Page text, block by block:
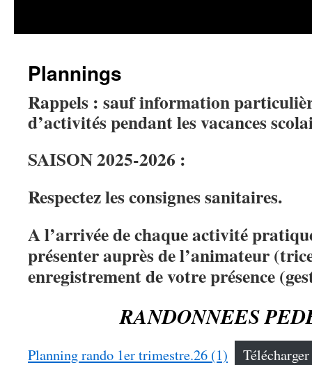
Plannings
Rappels : sauf information
d’activités pendant lesvacances
SAISON 2025-2026 :
Respectez les consignes sanitaires.
A l’arrivée de chaque activité
présenter auprès de l’animateur
enregistrement de votre présence
RANDONNEES
Planning rando 1er trimestre.26 (1) Télécharger